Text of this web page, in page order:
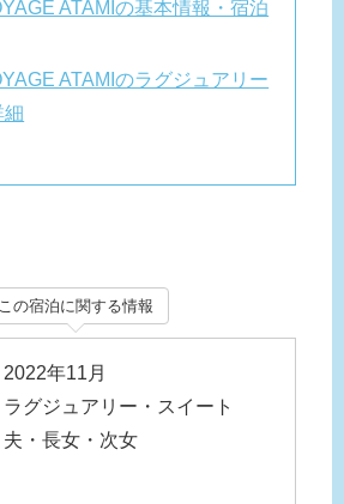
ATAMIの基本情報・宿泊
ATAMIのラグジュアリー
細
この宿泊に関する情報
年11月
ラグジュアリー・スイート
・長女・次女